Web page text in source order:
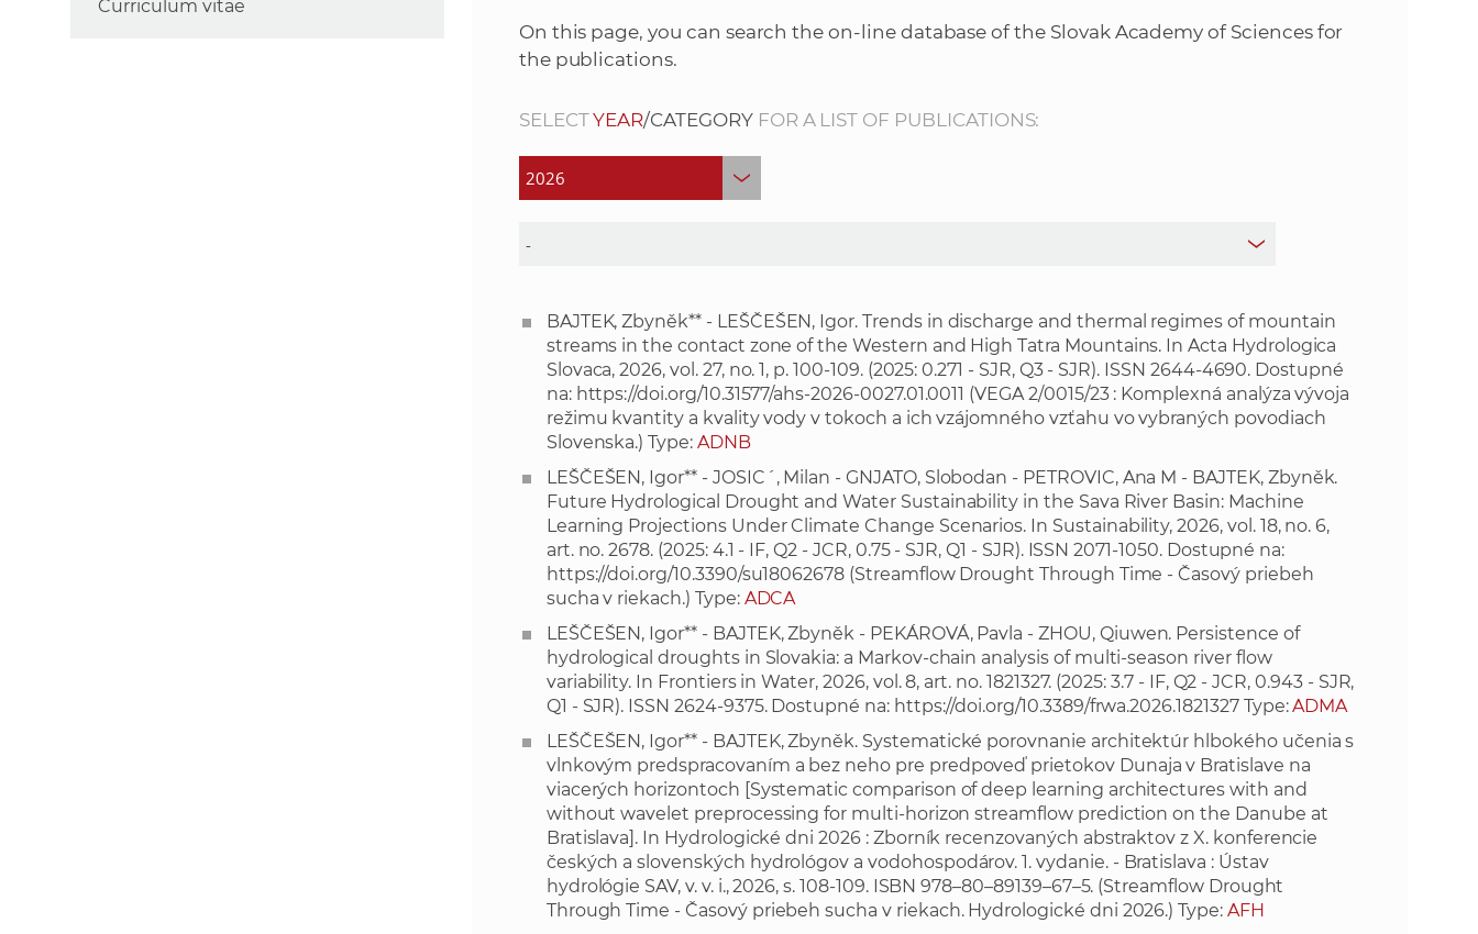
S
b
s
i
t
e
Curriculum vitae
On this page, you can search the on-line database of the Slovak Academy of Sciences for
the publications.
SELECTYEAR/CATEGORYFOR A LIST OF PUBLICATIONS:
BAJTEK, Zbyněk** - LEŠČEŠEN, Igor. Trends in discharge and thermal regimes of mountain
streams in the contact zone of the Western and High Tatra Mountains. In Acta Hydrologica
Slovaca, 2026, vol. 27, no. 1, p. 100-109. (2025: 0.271 - SJR, Q3 - SJR). ISSN 2644-4690. Dostupné
na: https://doi.org/10.31577/ahs-2026-0027.01.0011 (VEGA 2/0015/23 : Komplexná analýza vývoja
režimu kvantity a kvality vody v tokoch a ich vzájomného vzťahu vo vybraných povodiach
Slovenska.) Type: ADNB
LEŠČEŠEN, Igor** - JOSIC´, Milan - GNJATO, Slobodan - PETROVIC, Ana M - BAJTEK, Zbyněk.
Future Hydrological Drought and Water Sustainability in the Sava River Basin: Machine
Learning Projections Under Climate Change Scenarios. In Sustainability, 2026, vol. 18, no. 6,
art. no. 2678. (2025: 4.1 - IF, Q2 - JCR, 0.75 - SJR, Q1 - SJR). ISSN 2071-1050. Dostupné na:
https://doi.org/10.3390/su18062678 (Streamflow Drought Through Time - Časový priebeh
sucha v riekach.) Type: ADCA
LEŠČEŠEN, Igor** - BAJTEK, Zbyněk - PEKÁROVÁ, Pavla - ZHOU, Qiuwen. Persistence of
hydrological droughts in Slovakia: a Markov-chain analysis of multi-season river flow
variability. In Frontiers in Water, 2026, vol. 8, art. no. 1821327. (2025: 3.7 - IF, Q2 - JCR, 0.943 - SJR,
Q1 - SJR). ISSN 2624-9375. Dostupné na: https://doi.org/10.3389/frwa.2026.1821327Type:ADMA
LEŠČEŠEN, Igor** - BAJTEK, Zbyněk. Systematické porovnanie architektúr hlbokého učenia s
vlnkovým predspracovaním a bez neho pre predpoveď prietokov Dunaja v Bratislave na
viacerých horizontoch [Systematic comparison of deep learning architectures with and
without wavelet preprocessing for multi-horizon streamflow prediction on the Danube at
Bratislava]. In Hydrologické dni 2026 : Zborník recenzovaných abstraktov z X. konferencie
českých a slovenských hydrológov a vodohospodárov. 1. vydanie. - Bratislava : Ústav
hydrológie SAV, v. v. i., 2026, s. 108-109. ISBN 978–80–89139–67–5. (Streamflow Drought
Through Time - Časový priebeh sucha v riekach. Hydrologické dni 2026.) Type: AFH